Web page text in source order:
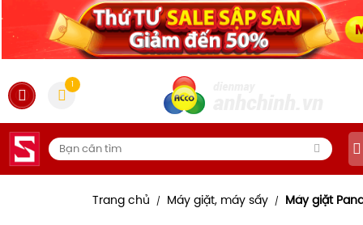
Trang chủ / Máy giặt, máy sấy / Máy giặt